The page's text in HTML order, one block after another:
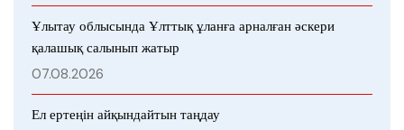
Ұлытау облысында Ұлттық ұланға арналған әскери
қалашық салынып жатыр
07.08.2026
Ел ертеңін айқындайтын таңдау